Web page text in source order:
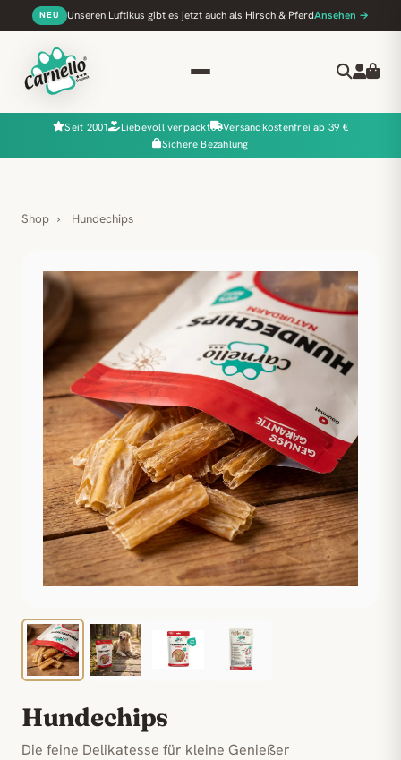
NEU Unseren Luftikus gibt es jetzt auch als Hirsch & PferdAnsehen →
Seit 2001 Liebevoll verpackt
Versandkostenfrei ab 39 €
Sichere Bezahlung
Shop › Hundechips
Hundechips
Die feine Delikatesse für kleine Genießer